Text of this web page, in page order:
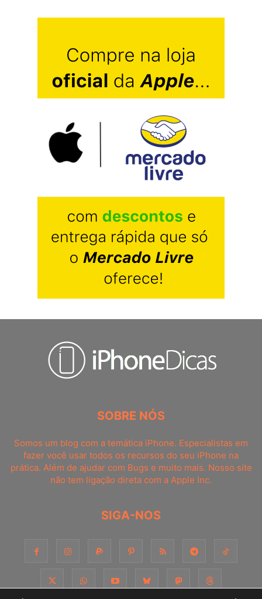
SOBRE NÓS
Somos um blog com a temática iPhone. Especialistas em
fazer você usar todos os recursos do seu iPhone na
prática. Além de ajudar com Bugs e muito mais. Nosso site
não tem ligação direta com a Apple Inc.
SIGA-NOS